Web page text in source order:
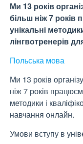
Ми 13 років
більш ніж 7
унікальні
лінгвотренерів
Польська мова
Ми 13 років
ніж 7 років
методики і
навчання онлайн.
Умови вступу в